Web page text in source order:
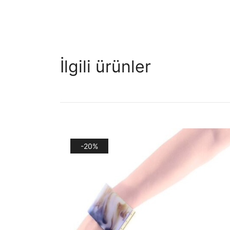
İlgili ürünler
-20%